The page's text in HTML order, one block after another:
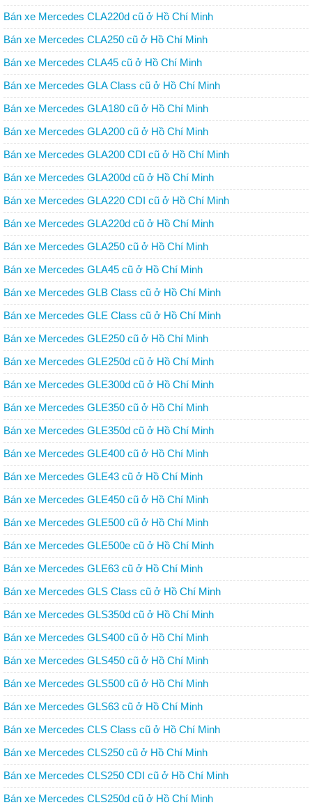
Bán xe Mercedes CLA220d cũ ở Hồ Chí Minh
Bán xe Mercedes CLA250 cũ ở Hồ Chí Minh
Bán xe Mercedes CLA45 cũ ở Hồ Chí Minh
Bán xe Mercedes GLA Class cũ ở Hồ Chí Minh
Bán xe Mercedes GLA180 cũ ở Hồ Chí Minh
Bán xe Mercedes GLA200 cũ ở Hồ Chí Minh
Bán xe Mercedes GLA200 CDI cũ ở Hồ Chí Minh
Bán xe Mercedes GLA200d cũ ở Hồ Chí Minh
Bán xe Mercedes GLA220 CDI cũ ở Hồ Chí Minh
Bán xe Mercedes GLA220d cũ ở Hồ Chí Minh
Bán xe Mercedes GLA250 cũ ở Hồ Chí Minh
Bán xe Mercedes GLA45 cũ ở Hồ Chí Minh
Bán xe Mercedes GLB Class cũ ở Hồ Chí Minh
Bán xe Mercedes GLE Class cũ ở Hồ Chí Minh
Bán xe Mercedes GLE250 cũ ở Hồ Chí Minh
Bán xe Mercedes GLE250d cũ ở Hồ Chí Minh
Bán xe Mercedes GLE300d cũ ở Hồ Chí Minh
Bán xe Mercedes GLE350 cũ ở Hồ Chí Minh
Bán xe Mercedes GLE350d cũ ở Hồ Chí Minh
Bán xe Mercedes GLE400 cũ ở Hồ Chí Minh
Bán xe Mercedes GLE43 cũ ở Hồ Chí Minh
Bán xe Mercedes GLE450 cũ ở Hồ Chí Minh
Bán xe Mercedes GLE500 cũ ở Hồ Chí Minh
Bán xe Mercedes GLE500e cũ ở Hồ Chí Minh
Bán xe Mercedes GLE63 cũ ở Hồ Chí Minh
Bán xe Mercedes GLS Class cũ ở Hồ Chí Minh
Bán xe Mercedes GLS350d cũ ở Hồ Chí Minh
Bán xe Mercedes GLS400 cũ ở Hồ Chí Minh
Bán xe Mercedes GLS450 cũ ở Hồ Chí Minh
Bán xe Mercedes GLS500 cũ ở Hồ Chí Minh
Bán xe Mercedes GLS63 cũ ở Hồ Chí Minh
Bán xe Mercedes CLS Class cũ ở Hồ Chí Minh
Bán xe Mercedes CLS250 cũ ở Hồ Chí Minh
Bán xe Mercedes CLS250 CDI cũ ở Hồ Chí Minh
Bán xe Mercedes CLS250d cũ ở Hồ Chí Minh